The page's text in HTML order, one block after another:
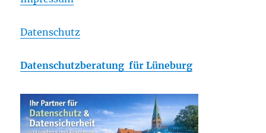
Datenschutz
Datenschutzberatung für Lüneburg